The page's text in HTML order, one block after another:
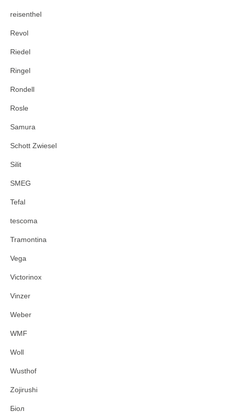
reisenthel
Revol
Riedel
Ringel
Rondell
Rosle
Samura
Schott Zwiesel
Silit
SMEG
Tefal
tescoma
Tramontina
Vega
Victorinox
Vinzer
Weber
WMF
Woll
Wusthof
Zojirushi
Біол